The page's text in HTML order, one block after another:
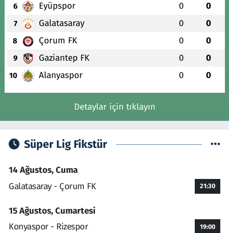
6 Eyüpspor 0 0
7 Galatasaray 0 0
8 Çorum FK 0 0
9 Gaziantep FK 0 0
10 Alanyaspor 0 0
Detaylar için tıklayın
Süper Lig Fikstür
14 Ağustos, Cuma
Galatasaray - Çorum FK
21:30
15 Ağustos, Cumartesi
Konyaspor - Rizespor
19:00